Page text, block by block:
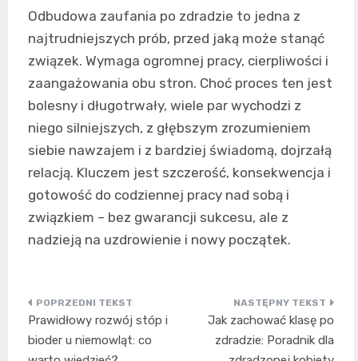
Odbudowa zaufania po zdradzie to jedna z
najtrudniejszych prób, przed jaką może stanąć
związek. Wymaga ogromnej pracy, cierpliwości i
zaangażowania obu stron. Choć proces ten jest
bolesny i długotrwały, wiele par wychodzi z
niego silniejszych, z głębszym zrozumieniem
siebie nawzajem i z bardziej świadomą, dojrzałą
relacją. Kluczem jest szczerość, konsekwencja i
gotowość do codziennej pracy nad sobą i
związkiem – bez gwarancji sukcesu, ale z
nadzieją na uzdrowienie i nowy początek.
Nawigacja
wpisu
Prawidłowy rozwój stóp i
bioder u niemowląt: co
Jak zachować klasę po
zdradzie: Poradnik dla